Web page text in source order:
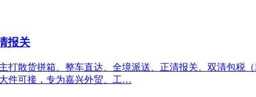
报关
打散货拼箱、整车直达、全境派送、正清报关、双清包税
件可接，专为嘉兴外贸、工…